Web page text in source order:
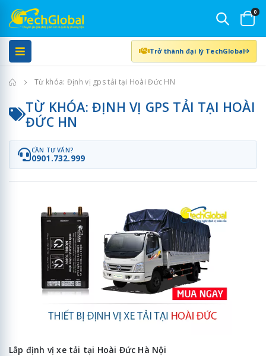
0
Trở thành đại lý TechGlobal
Trang chủTừ khóa: Định vị gps tải tại Hoài Đức HN
TỪ KHÓA: ĐỊNH VỊ GPS TẢI TẠI HOÀI
ĐỨC HN
CẦN TƯ VẤN?
0901.732.999
Lắp định vị xe tải tại Hoài Đức Hà Nội